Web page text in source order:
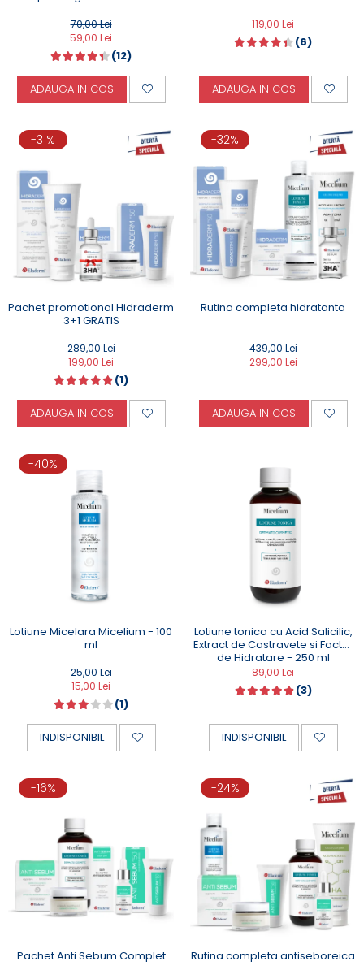
70,00 Lei
59,00 Lei
(12)
ADAUGA IN COS
119,00 Lei
(6)
ADAUGA IN COS
-31%
Pachet promotional Hidraderm
3+1 GRATIS
289,00 Lei
199,00 Lei
(1)
ADAUGA IN COS
-32%
Rutina completa hidratanta
439,00 Lei
299,00 Lei
ADAUGA IN COS
-40%
Lotiune Micelara Micelium - 100
ml
25,00 Lei
15,00 Lei
(1)
INDISPONIBIL
Lotiune tonica cu Acid Salicilic,
Extract de Castravete si Factor
de Hidratare - 250 ml
89,00 Lei
(3)
INDISPONIBIL
-16%
Pachet Anti Sebum Complet
-24%
Rutina completa antiseboreica